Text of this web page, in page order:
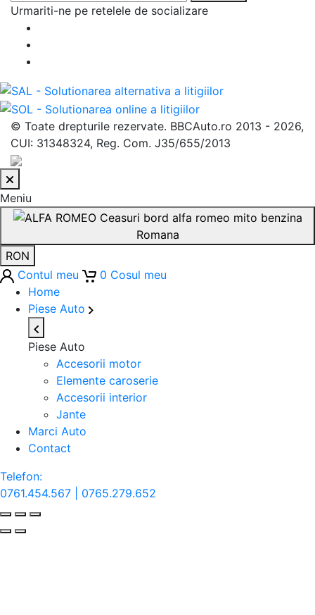
Urmariti-ne pe retelele de socializare
© Toate drepturile rezervate. BBCAuto.ro 2013 - 2026,
CUI: 31348324, Reg. Com. J35/655/2013
Meniu
Romana
RON
Contul meu
0 Cosul meu
Home
Piese Auto
Piese Auto
Accesorii motor
Elemente caroserie
Accesorii interior
Jante
Marci Auto
Contact
Telefon:
0761.454.567 | 0765.279.652